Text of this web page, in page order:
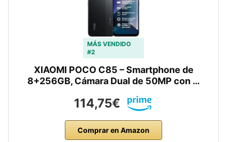
MÁS VENDIDO
#2
XIAOMI POCO C85 – Smartphone de
8+256GB, Cámara Dual de 50MP con …
114,75€
Comprar en Amazon